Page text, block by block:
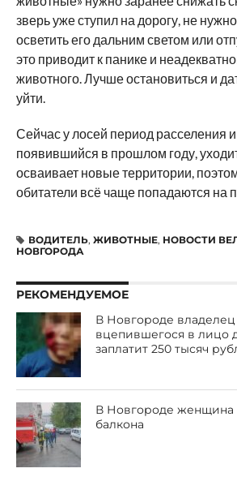
зверь уже ступил на дорогу, не
осветить его дальним светом или
это приводит к панике и
животного. Лучше остановиться и
уйти.
Сейчас у лосей период расселения
появившийся в прошлом году,
осваивает новые территории,
обитатели всё чаще попадаются на
ВОДИТЕЛЬ, ЖИВОТНЫЕ, НОВОСТИ
НОВГОРОДА
РЕКОМЕНДУЕМОЕ
В Новгороде владелец
вцепившегося в лицо
заплатит 250 тысяч
В Новгороде женщина
балкона